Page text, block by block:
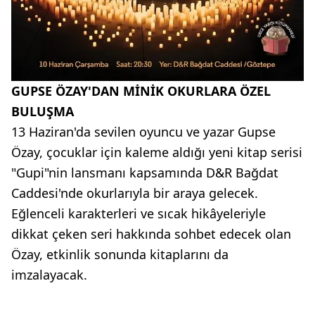
GUPSE ÖZAY'DAN MİNİK OKURLARA ÖZEL
BULUŞMA
13 Haziran'da sevilen oyuncu ve yazar Gupse
Özay, çocuklar için kaleme aldığı yeni kitap serisi
"Gupi"nin lansmanı kapsamında D&R Bağdat
Caddesi'nde okurlarıyla bir araya gelecek.
Eğlenceli karakterleri ve sıcak hikâyeleriyle
dikkat çeken seri hakkında sohbet edecek olan
Özay, etkinlik sonunda kitaplarını da
imzalayacak.